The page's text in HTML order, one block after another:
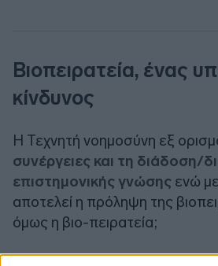
Βιοπειρατεία, ένας
κίνδυνος
Η Τεχνητή νοημοσύνη εξ
συνέργειες και τη διάδοση/
επιστημονικής γνώσης ενώ
αποτελεί η πρόληψη της
όμως η βιο-πειρατεία;